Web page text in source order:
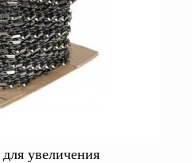
увеличения